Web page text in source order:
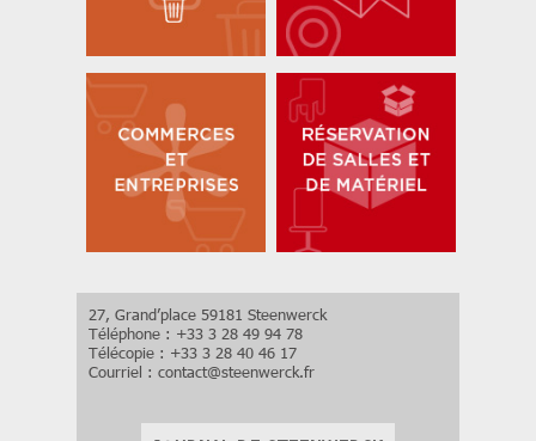
27, Grand’place 59181 Steenwerck
Téléphone : +33 3 28 49 94 78
Télécopie : +33 3 28 40 46 17
Courriel : contact@steenwerck.fr